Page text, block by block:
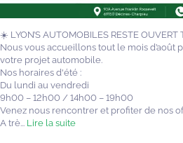
☀️ LYON’S AUTOMOBILES RESTE OUVERT
Nous vous accueillons tout le mois d’août
votre projet automobile.
Nos horaires d'été :
Du lundi au vendredi
9h00 – 12h00 / 14h00 – 19h00
Venez nous rencontrer et profiter de nos
A trè... Lire la suite